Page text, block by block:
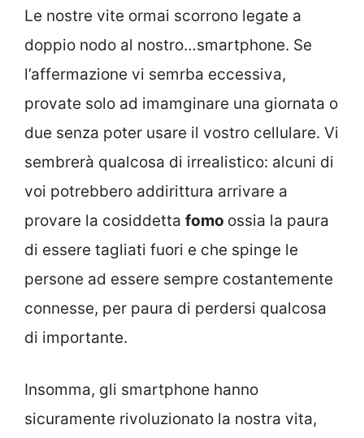
Le nostre vite ormai scorrono legate a
doppio nodo al nostro…smartphone. Se
l’affermazione vi semrba eccessiva,
provate solo ad imamginare una giornata o
due senza poter usare il vostro cellulare. Vi
sembrerà qualcosa di irrealistico: alcuni di
voi potrebbero addirittura arrivare a
provare la cosiddetta fomo ossia la paura
di essere tagliati fuori e che spinge le
persone ad essere sempre costantemente
connesse, per paura di perdersi qualcosa
di importante.
Insomma, gli smartphone hanno
sicuramente rivoluzionato la nostra vita,